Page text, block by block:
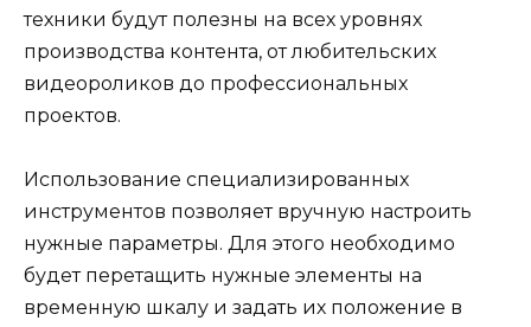
техники будут полезны на всех уровнях
производства контента, от любительских
видеороликов до профессиональных
проектов.
Использование специализированных
инструментов позволяет вручную настроить
нужные параметры. Для этого необходимо
будет перетащить нужные элементы на
временную шкалу и задать их положение в